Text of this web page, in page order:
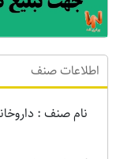
اطلاعات صنف
نام صنف :